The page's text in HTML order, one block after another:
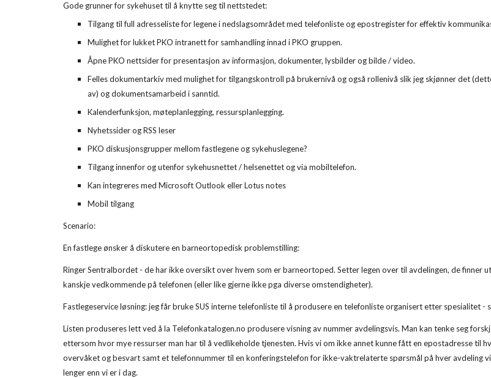
Gode grunner for sykehuset til å knytte seg til nettstedet:
Tilgang til full adresseliste for legene i nedslagsområdet med telefonliste og epostregister for effektiv
Mulighet for lukket PKO intranett for samhandling innad i PKO gruppen.
Åpne PKO nettsider for presentasjon av informasjon, dokumenter, lysbilder og bilde / video.
Felles dokumentarkiv med mulighet for tilgangskontroll på brukernivå og også rollenivå slik jeg skjønner det
av) og dokumentsamarbeid i sanntid.
Kalenderfunksjon, møteplanlegging, ressursplanlegging.
Nyhetssider og RSS leser
PKO diskusjonsgrupper mellom fastlegene og sykehuslegene?
Tilgang innenfor og utenfor sykehusnettet / helsenettet og via mobiltelefon.
Kan integreres med Microsoft Outlook eller Lotus notes
Mobil tilgang
Scenario:
En fastlege ønsker å diskutere en barneortopedisk problemstilling:
Ringer Sentralbordet - de har ikke oversikt over hvem som er barneortoped. Setter legen over til avdelingen, de finner
kanskje vedkommende på telefonen (eller like gjerne ikke pga diverse omstendigheter).
Fastlegeservice løsning: jeg får bruke SUS interne telefonliste til å produsere en telefonliste organisert etter spesialitet -
Listen produseres lett ved å la Telefonkatalogen.no produsere visning av nummer avdelingsvis. Man kan tenke seg
ettersom hvor mye ressurser man har til å vedlikeholde tjenesten. Hvis vi om ikke annet kunne fått en epostadresse til
overvåket og besvart samt et telefonnummer til en konferingstelefon for ikke-vaktrelaterte spørsmål på hver avdeling
lenger enn vi er i dag.